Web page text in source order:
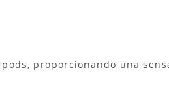
proporcionando una